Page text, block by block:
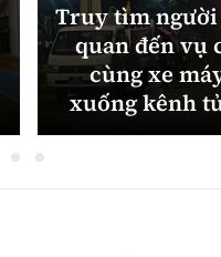
Truy tìm
quan đến vụ
cùng xe
xuống kênh